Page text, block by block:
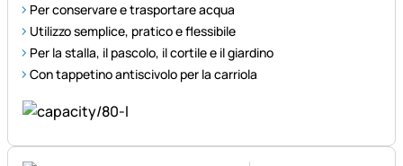
Per conservare e trasportare acqua
Utilizzo semplice, pratico e flessibile
Per la stalla, il pascolo, il cortile e il giardino
Con tappetino antiscivolo per la carriola